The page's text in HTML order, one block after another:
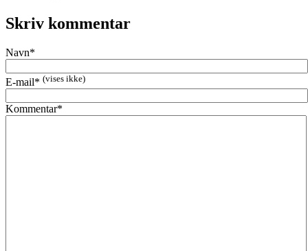
Skriv kommentar
Navn*
E-mail* (vises ikke)
Kommentar*